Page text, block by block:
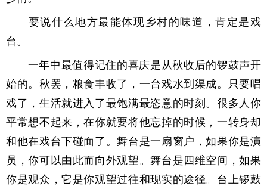
要说什么地方最能体现乡村的味道，肯定是戏
台。
一年中最值得记住的喜庆是从秋收后的锣鼓声开
始的。秋罢，粮食丰收了，一台戏水到渠成。只要唱
戏了，生活就进入了最饱满最恣意的时刻。很多人你
平常想不起来，在你就要将他忘掉的时候，一转身却
和他在戏台下碰面了。舞台是一扇窗户，如果你是演
员，你可以由此而向外观望。舞台是四维空间，如果
你是观众，它是你观望过往和现实的途径。台上锣鼓